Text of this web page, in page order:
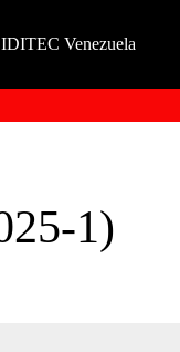
IDITEC Venezuela
1)